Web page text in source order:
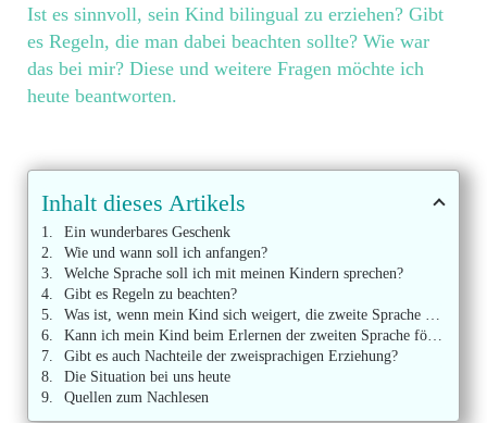
Ist es sinnvoll, sein Kind bilingual zu erziehen? Gibt
es Regeln, die man dabei beachten sollte? Wie war
das bei mir? Diese und weitere Fragen möchte ich
heute beantworten.
Inhalt dieses Artikels
Ein wunderbares Geschenk
Wie und wann soll ich anfangen?
Welche Sprache soll ich mit meinen Kindern sprechen?
Gibt es Regeln zu beachten?
Was ist, wenn mein Kind sich weigert, die zweite Sprache zu sprechen?
Kann ich mein Kind beim Erlernen der zweiten Sprache fördern?
Gibt es auch Nachteile der zweisprachigen Erziehung?
Die Situation bei uns heute
Quellen zum Nachlesen